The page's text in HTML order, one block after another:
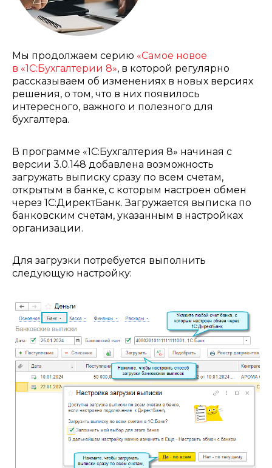
Мы продолжаем серию «Самое новое
в «1С:Бухгалтерии 8», в которой регулярно
рассказываем об изменениях в новых версиях
решения, о том, что в них появилось
интересного, важного и полезного для
бухгалтера.
В программе «1С:Бухгалтерия 8» начиная с
версии 3.0.148 добавлена возможность
загружать выписку сразу по всем счетам,
открытым в банке, с которым настроен обмен
через 1С:ДиректБанк. Загружается выписка по
банковским счетам, указанным в настройках
организации.
Для загрузки потребуется выполнить
следующую настройку: